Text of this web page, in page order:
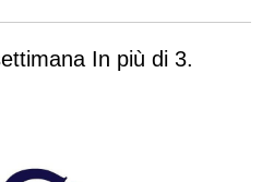
In più di 3.